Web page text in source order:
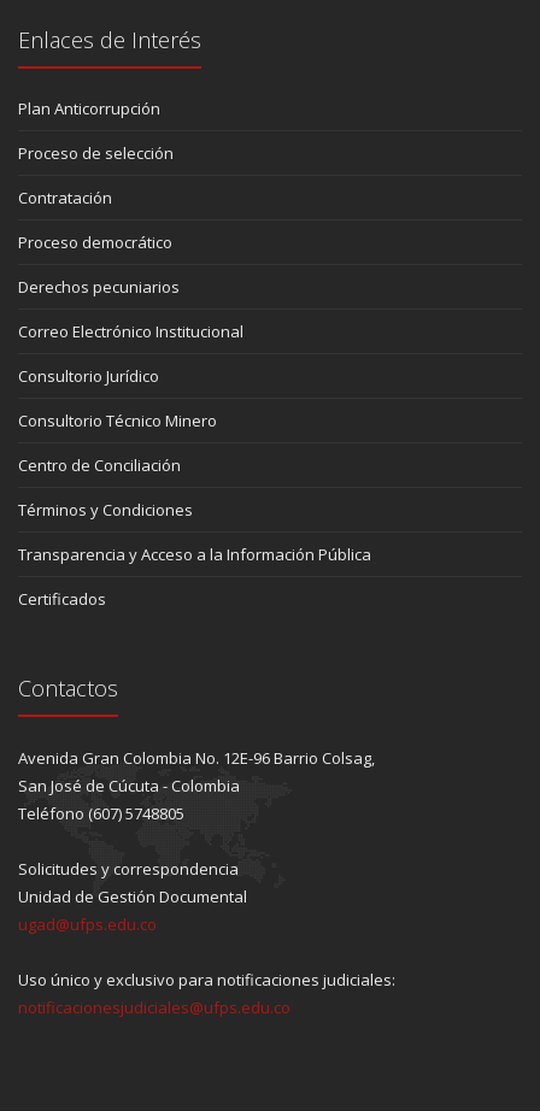
Enlaces de Interés
Plan Anticorrupción
Proceso de selección
Contratación
Proceso democrático
Derechos pecuniarios
Correo Electrónico Institucional
Consultorio Jurídico
Consultorio Técnico Minero
Centro de Conciliación
Términos y Condiciones
Transparencia y Acceso a la Información Pública
Certificados
Contactos
Avenida Gran Colombia No. 12E-96 Barrio Colsag,
San José de Cúcuta - Colombia
Teléfono (607) 5748805
Solicitudes y correspondencia
Unidad de Gestión Documental
ugad@ufps.edu.co
Uso único y exclusivo para notificaciones judiciales:
notificacionesjudiciales@ufps.edu.co